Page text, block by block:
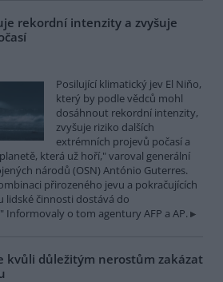
rekordní intenzity a zvyšuje
Posilující klimatický jev El Niňo,
který by podle vědců mohl
dosáhnout rekordní intenzity,
zvyšuje riziko dalších
extrémních projevů počasí a
která už hoří," varoval generální
národů (OSN) António Guterres.
přirozeného jevu a pokračujících
lidské činnosti dostává do
Informovaly o tom agentury AFP a AP.
kvůli důležitým nerostům zakázat